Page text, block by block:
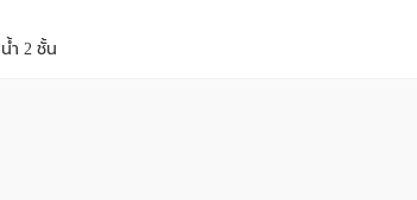
ำ 2 ชั้น